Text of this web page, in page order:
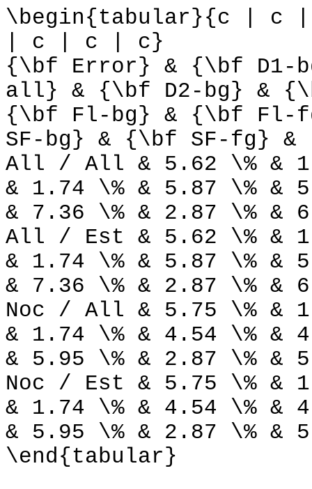
\begin{tabular}{c |
| c | c | c}
{\bf Error} & {\bf D1-
all} & {\bf D2-bg} &
{\bf Fl-bg} & {\bf
SF-bg} & {\bf SF-fg}
All / All & 5.62 \% &
& 1.74 \% & 5.87 \% &
& 7.36 \% & 2.87 \% &
All / Est & 5.62 \% &
& 1.74 \% & 5.87 \% &
& 7.36 \% & 2.87 \% &
Noc / All & 5.75 \% &
& 1.74 \% & 4.54 \% &
& 5.95 \% & 2.87 \% &
Noc / Est & 5.75 \% &
& 1.74 \% & 4.54 \% &
& 5.95 \% & 2.87 \% &
\end{tabular}